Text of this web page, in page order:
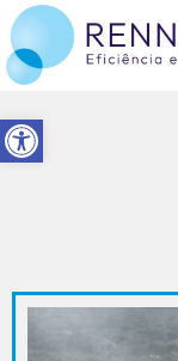
Abrir a barra de ferramentas